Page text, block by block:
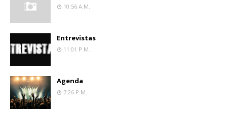
10:56 A.m.
Entrevistas
11:01 P.m.
Agenda
7:26 P.m.